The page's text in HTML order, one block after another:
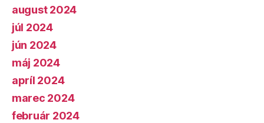
august 2024
júl 2024
jún 2024
máj 2024
apríl 2024
marec 2024
február 2024